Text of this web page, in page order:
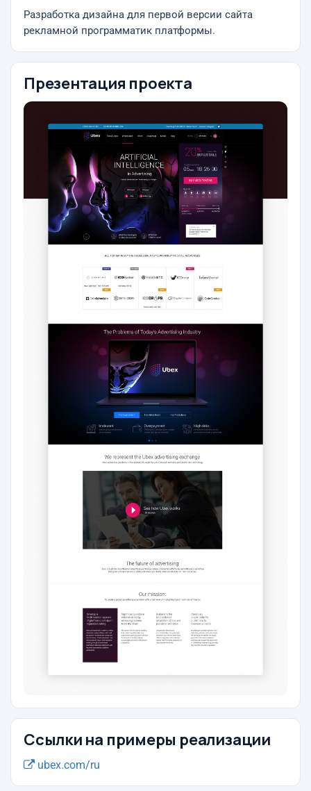
Разработка дизайна для первой версии сайта
рекламной программатик платформы.
Презентация проекта
Ссылки на примеры реализации
ubex.com/ru